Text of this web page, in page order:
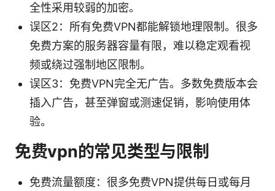
全性采用较弱的加密。
误区2：所有免费VPN都能解锁地理限制。很多
免费方案的服务器容量有限，难以稳定观看视
频或绕过强制地区限制。
误区3：免费VPN完全无广告。多数免费版本会
插入广告，甚至弹窗或测速促销，影响使用体
验。
免费vpn的常见类型与限制
免费流量额度：很多免费VPN提供每日或每月